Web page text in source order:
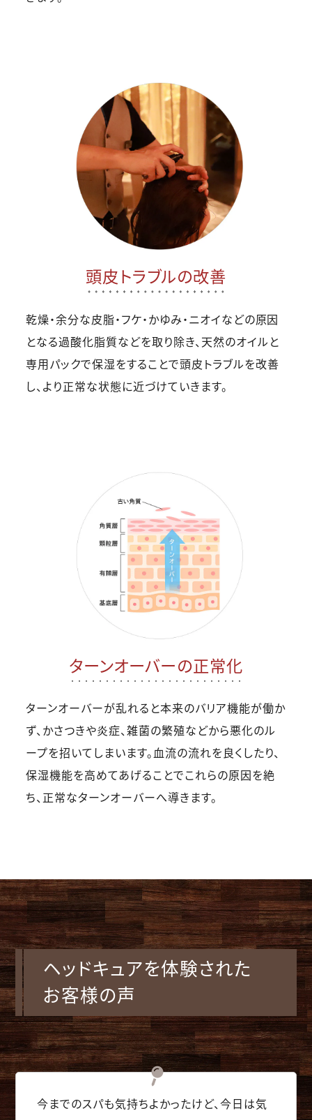
頭皮トラブルの改善
乾燥・余分な皮脂・フケ・かゆみ・ニオイなどの原因
となる過酸化脂質などを取り除き、天然のオイルと
専用パックで保湿をすることで頭皮トラブルを改善
し、より正常な状態に近づけていきます。
ターンオーバーの正常化
ターンオーバーが乱れると本来のバリア機能が働か
ず、かさつきや炎症、雑菌の繁殖などから悪化のル
ープを招いてしまいます。血流の流れを良くしたり、
保湿機能を高めてあげることでこれらの原因を絶
ち、正常なターンオーバーへ導きます。
ヘッドキュアを体験された
お客様の声
今までのスパも気持ちよかったけど、今日は気